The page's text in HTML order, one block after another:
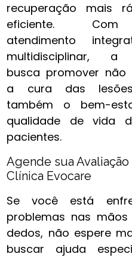
recuperação mais
eficiente.
atendimento
multidisciplinar, a
busca promover não
a cura das
também o bem-
qualidade de vida
pacientes.
Agende sua Avaliação
Clínica Evocare
Se você está
problemas nas
dedos, não espere
buscar ajuda